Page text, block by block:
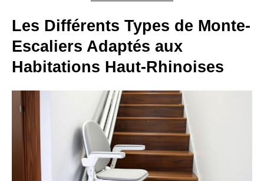
Les Différents Types de Monte-
Escaliers Adaptés aux
Habitations Haut-Rhinoises